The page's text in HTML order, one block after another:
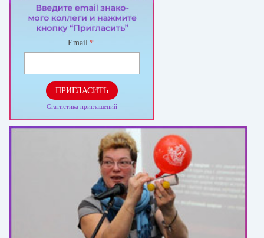
Email *
ПРИГЛАСИТЬ
Статистика приглашений